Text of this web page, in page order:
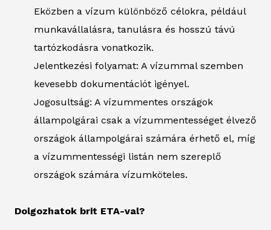
Eközben a vízum különböző célokra, például
munkavállalásra, tanulásra és hosszú távú
tartózkodásra vonatkozik.
Jelentkezési folyamat: A vízummal szemben
kevesebb dokumentációt igényel.
Jogosultság: A vízummentes országok
állampolgárai csak a vízummentességet élvező
országok állampolgárai számára érhető el, míg
a vízummentességi listán nem szereplő
országok számára vízumköteles.
Dolgozhatok brit ETA-val?